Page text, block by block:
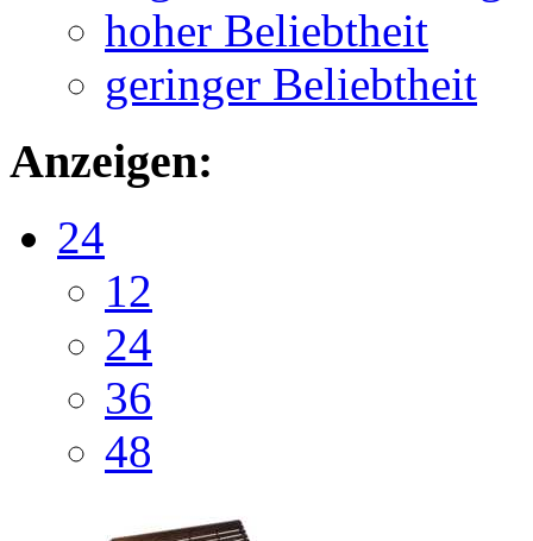
hoher Beliebtheit
geringer Beliebtheit
Anzeigen:
24
12
24
36
48